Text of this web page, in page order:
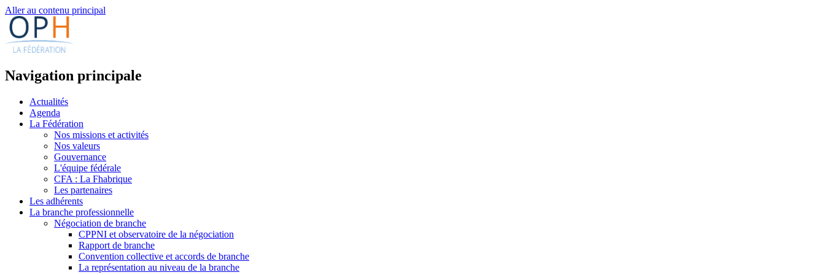
Aller au contenu principal
Navigation principale
Actualités
Agenda
La Fédération
Nos missions et activités
Nos valeurs
Gouvernance
L'équipe fédérale
CFA : La Fhabrique
Les partenaires
Les adhérents
La branche professionnelle
Négociation de branche
CPPNI et observatoire de la négociation
Rapport de branche
Convention collective et accords de branche
La représentation au niveau de la branche